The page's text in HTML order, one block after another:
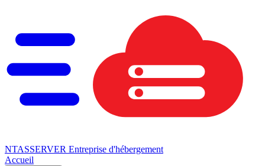
NTASSERVER Entreprise d'hébergement
Accueil